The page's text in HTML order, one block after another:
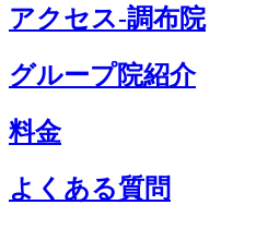
アクセス-調布院
グループ院紹介
料金
よくある質問